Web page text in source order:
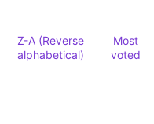
Z-A (Reverse
alphabetical)
Most
voted